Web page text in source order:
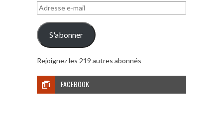
Adresse
e-
mail
S'abonner
Rejoignez les 219 autres abonnés
FACEBOOK